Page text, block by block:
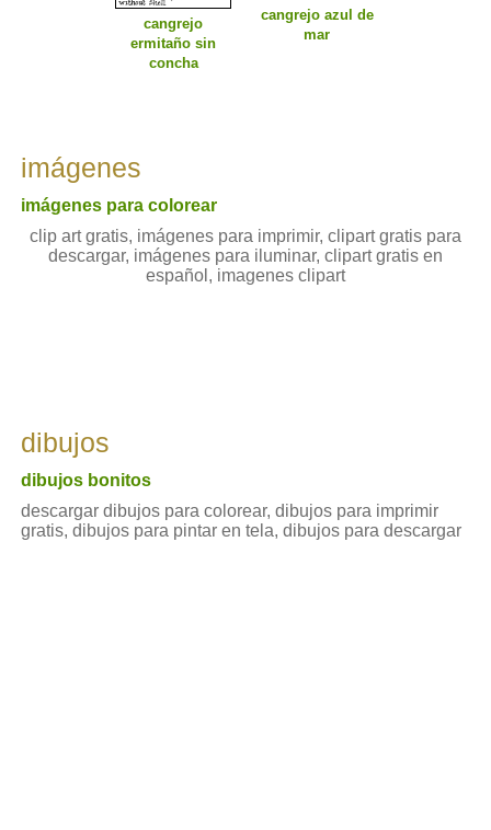
cangrejo
ermitaño sin
concha
cangrejo azul de
mar
imágenes
imágenes para colorear
clip art gratis, imágenes para imprimir, clipart gratis para
descargar, imágenes para iluminar, clipart gratis en
español, imagenes clipart
dibujos
dibujos bonitos
descargar dibujos para colorear, dibujos para imprimir
gratis, dibujos para pintar en tela, dibujos para descargar